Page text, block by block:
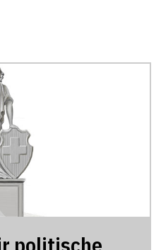
politische